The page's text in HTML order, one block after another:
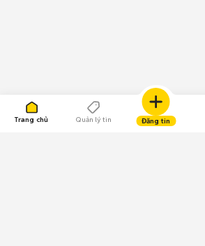
Trang chủ Quản lý tin Đăng tin